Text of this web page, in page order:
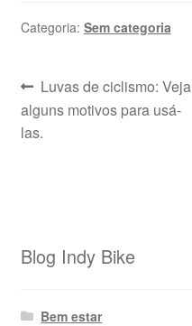
Categoria: Sem categoria
Navegação
de
Post
anterior:
Luvas de ciclismo: Veja
alguns motivos para usá-
las.
Blog Indy Bike
Bem estar